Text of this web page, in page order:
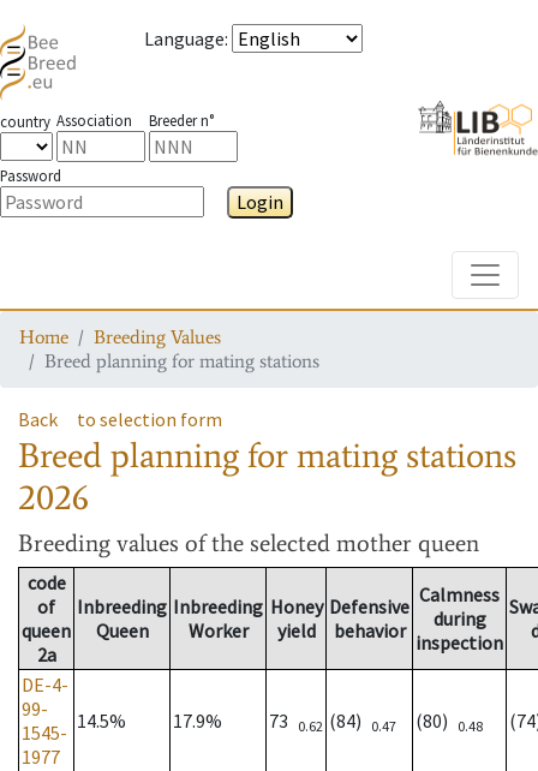
Language:
country Association Breeder n°
Password
Login
Home
Breeding Values
Breed planning for mating stations
Back to selection form
Breed planning for mating stations
2026
Breeding values of the selected mother queen
code
of
queen
2a
Inbreeding
Queen
Inbreeding
Worker
Honey
yield
Defensive
behavior
Calmness
during
inspection
DE-4-
99-
1545-
1977
14.5% 17.9% 73 0.62 (84) 0.47 (80) 0.48